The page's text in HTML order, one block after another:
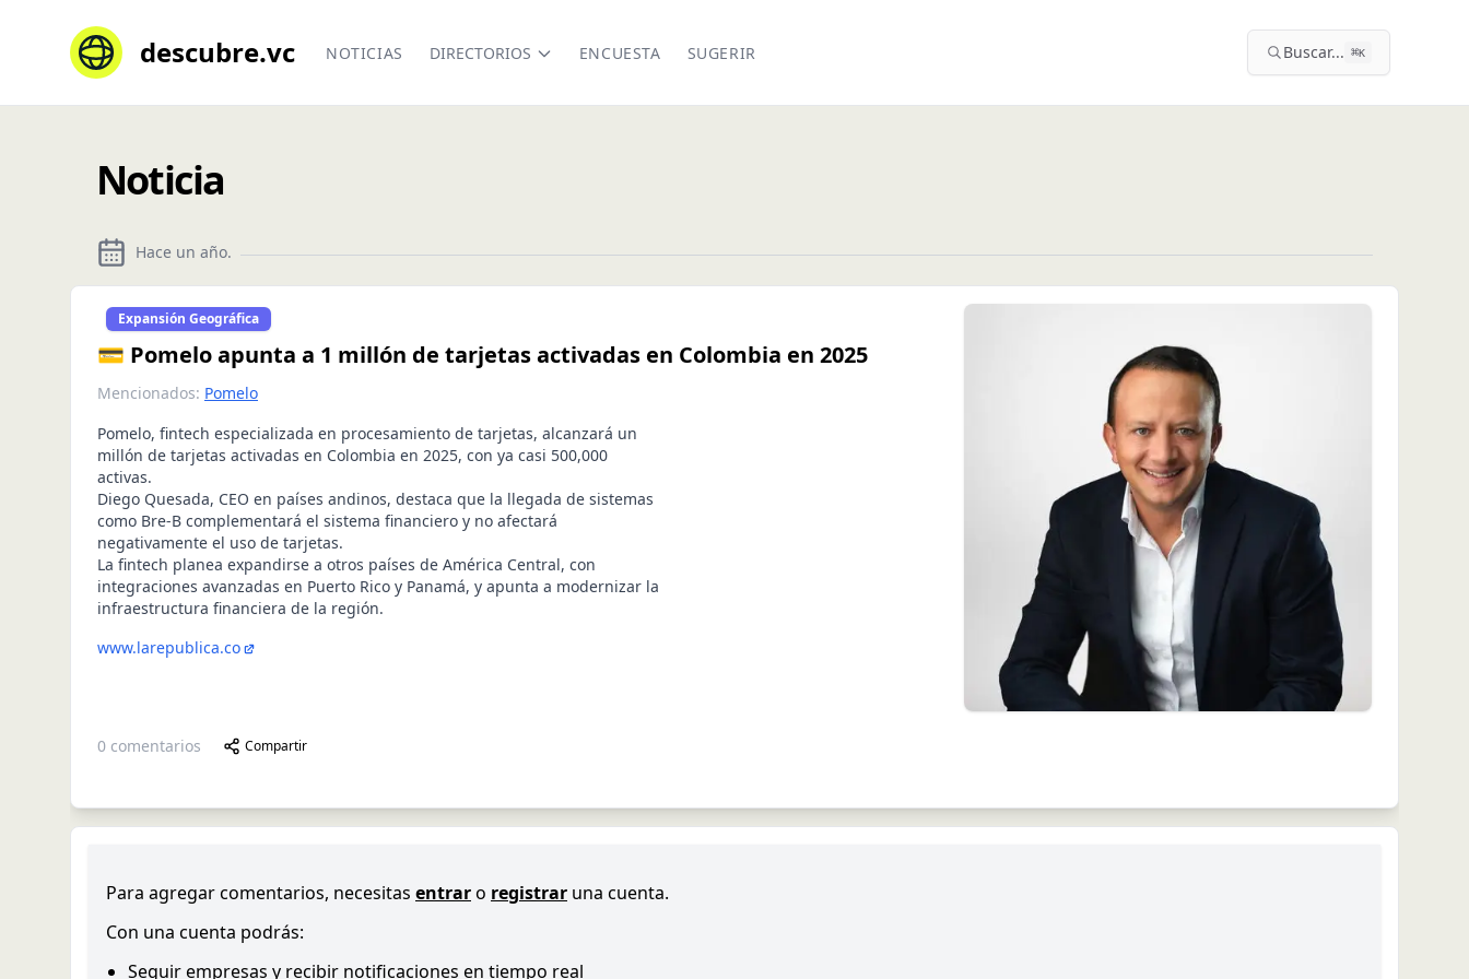
descubre.vc NOTICIAS DIRECTORIOS ENCUESTA SUGERIR Buscar... ⌘K
Noticia
Hace un año.
Expansión Geográfica
💳 Pomelo apunta a 1 millón de tarjetas activadas en Colombia en 2025
Mencionados: Pomelo
Pomelo, fintech especializada en procesamiento de tarjetas, alcanzará un
millón de tarjetas activadas en Colombia en 2025, con ya casi 500,000
activas.
Diego Quesada, CEO en países andinos, destaca que la llegada de sistemas
como Bre-B complementará el sistema financiero y no afectará
negativamente el uso de tarjetas.
La fintech planea expandirse a otros países de América Central, con
integraciones avanzadas en Puerto Rico y Panamá, y apunta a modernizar la
infraestructura financiera de la región.
www.larepublica.co
0 comentarios Compartir
Para agregar comentarios, necesitas entraro registrar una cuenta.
Con una cuenta podrás:
Seguir empresas y recibir notificaciones en tiempo real